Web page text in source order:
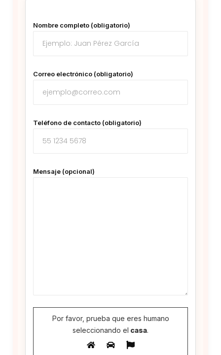
Nombre completo (obligatorio)
Correo electrónico (obligatorio)
Teléfono de contacto (obligatorio)
Mensaje (opcional)
Por favor, prueba que eres humano
seleccionando el casa.